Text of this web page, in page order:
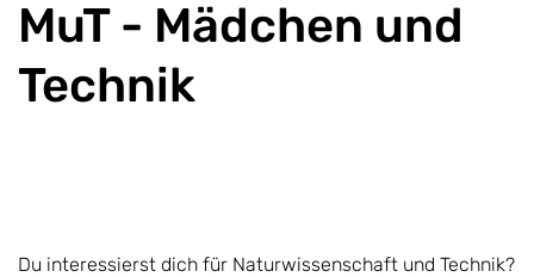
MuT - Mädchen und
Technik
Du interessierst dich für Naturwissenschaft und Technik?